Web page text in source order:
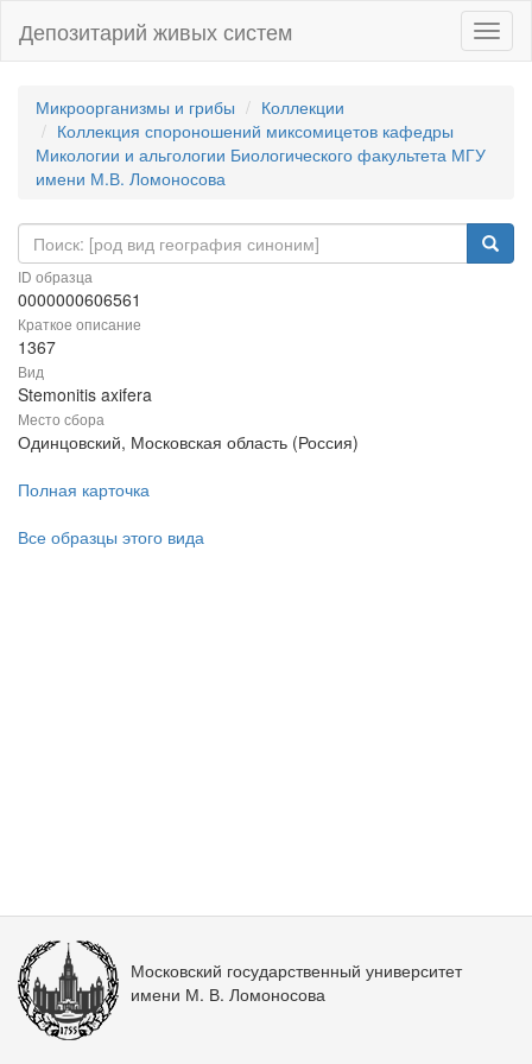
Депозитарий живых систем
Микроорганизмы и грибы
Коллекции
Коллекция спороношений миксомицетов кафедры
Микологии и альгологии Биологического факультета МГУ
имени М.В. Ломоносова
ID образца
0000000606561
Краткое описание
1367
Вид
Stemonitis axifera
Место сбора
Одинцовский, Московская область (Россия)
Полная карточка
Все образцы этого вида
Московский государственный университет
имени М. В. Ломоносова